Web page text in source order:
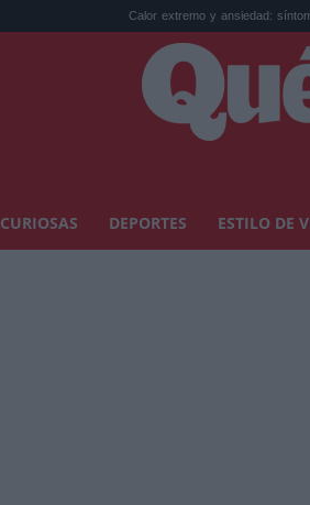
Calor extremo y ansiedad: síntomas idénticos
CURIOSAS DEPORTES ESTILO DE